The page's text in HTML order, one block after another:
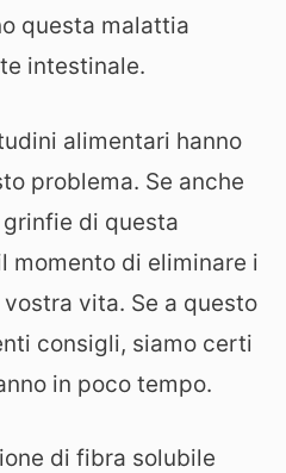
questa malattia
intestinale.
alimentari hanno
problema. Se anche
di questa
momento di eliminare i
vita. Se a questo
consigli, siamo certi
in poco tempo.
di fibra solubile